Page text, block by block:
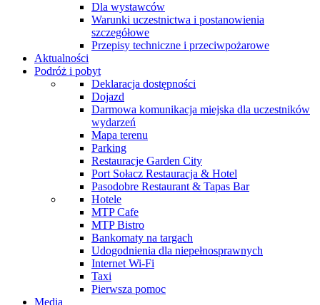
Dla wystawców
Warunki uczestnictwa i postanowienia
szczegółowe
Przepisy techniczne i przeciwpożarowe
Aktualności
Podróż i pobyt
Deklaracja dostępności
Dojazd
Darmowa komunikacja miejska dla uczestników
wydarzeń
Mapa terenu
Parking
Restauracje Garden City
Port Sołacz Restauracja & Hotel
Pasodobre Restaurant & Tapas Bar
Hotele
MTP Cafe
MTP Bistro
Bankomaty na targach
Udogodnienia dla niepełnosprawnych
Internet Wi-Fi
Taxi
Pierwsza pomoc
Media